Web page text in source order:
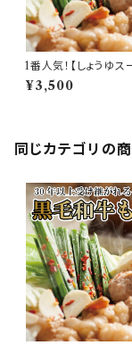
1番人気！【しょうゆス
和牛もつ鍋セット（2〜
しゃぶしゃぶ用黒豚バ
¥3,500
同じカテゴリの